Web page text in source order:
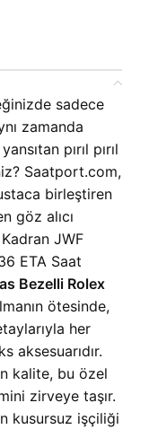
sadece
zamanda
pırıl pırıl
Saatport.com,
birleştiren
göz alıcı
JWF
ETA Saat
Bezelli Rolex
ötesinde,
her
aksesuarıdır.
kalite, bu özel
zirveye taşır.
kusursuz işçiliği